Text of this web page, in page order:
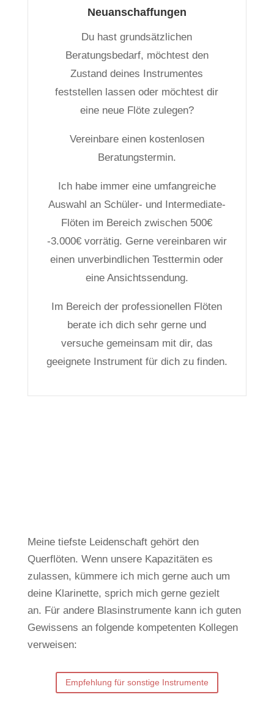
Neuanschaffungen
Du hast grundsätzlichen
Beratungsbedarf, möchtest den
Zustand deines Instrumentes
feststellen lassen oder möchtest dir
eine neue Flöte zulegen?
Vereinbare einen kostenlosen
Beratungstermin.
Ich habe immer eine umfangreiche
Auswahl an Schüler- und Intermediate-
Flöten im Bereich zwischen 500€
-3.000€ vorrätig. Gerne vereinbaren wir
einen unverbindlichen Testtermin oder
eine Ansichtssendung.
Im Bereich der professionellen Flöten
berate ich dich sehr gerne und
versuche gemeinsam mit dir, das
geeignete Instrument für dich zu finden.
Meine tiefste Leidenschaft gehört den
Querflöten. Wenn unsere Kapazitäten es
zulassen, kümmere ich mich gerne auch um
deine Klarinette, sprich mich gerne gezielt
an. Für andere Blasinstrumente kann ich guten
Gewissens an folgende kompetenten Kollegen
verweisen:
Empfehlung für sonstige Instrumente